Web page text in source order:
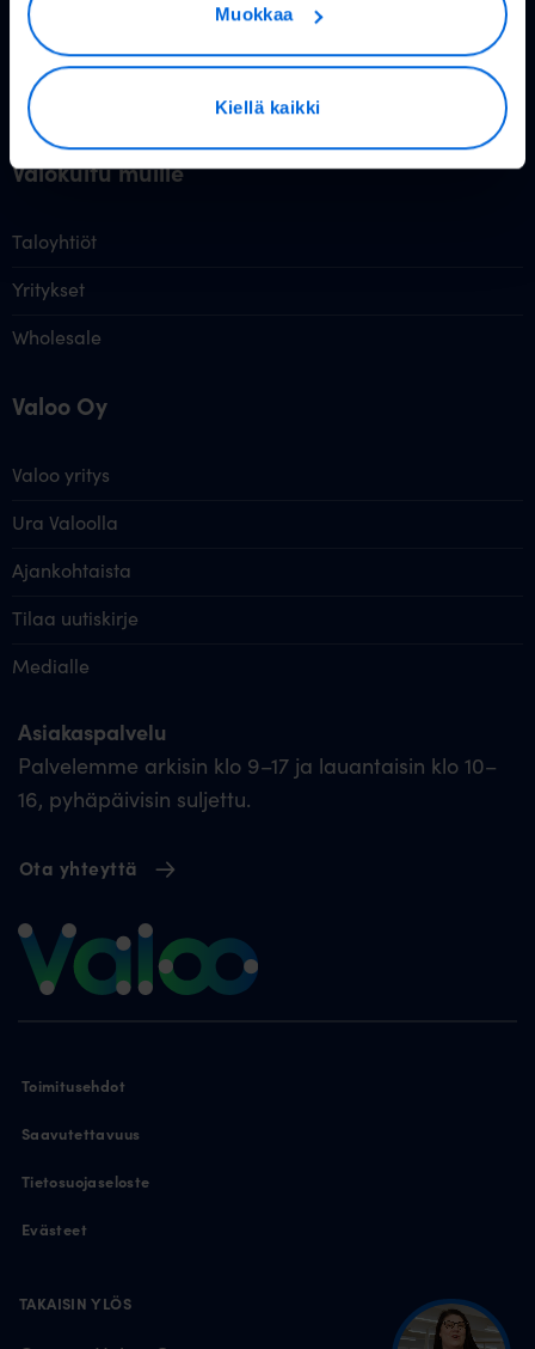
Muokkaa
Kiellä kaikki
Valoo TV
Hinnasto
Tietoa valokuidusta
Valokuitu muille
Taloyhtiöt
Yritykset
Wholesale
Valoo Oy
Valoo yritys
Ura Valoolla
Ajankohtaista
Tilaa uutiskirje
Medialle
Asiakaspalvelu
Palvelemme arkisin klo 9–17 ja lauantaisin klo 10–
16, pyhäpäivisin suljettu.
Ota yhteyttä
TAKAISIN YLÖS
Toimitusehdot
Saavutettavuus
Tietosuojaseloste
Evästeet